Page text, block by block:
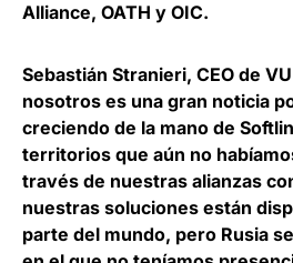
Alliance, OATH y OIC.
Sebastián Stranieri, CEO de
nosotros es una gran noticia
creciendo de la mano de
territorios que aún no
través de nuestras alianzas
nuestras soluciones están
parte del mundo, pero Rusia